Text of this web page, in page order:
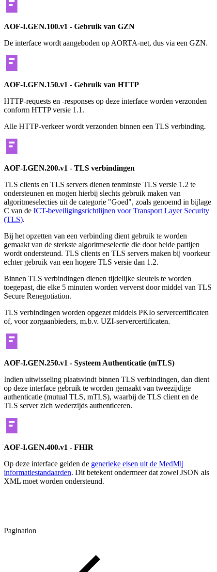
AOF-I.GEN.100.v1 - Gebruik van GZN
De interface wordt aangeboden op AORTA-net, dus via een GZN.
AOF-I.GEN.150.v1 - Gebruik van HTTP
HTTP-requests en -responses op deze interface worden verzonden
conform HTTP versie 1.1.
Alle HTTP-verkeer wordt verzonden binnen een TLS verbinding.
AOF-I.GEN.200.v1 - TLS verbindingen
TLS clients en TLS servers dienen tenminste TLS versie 1.2 te
ondersteunen en mogen hierbij slechts gebruik maken van
algoritmeselecties uit de categorie "Goed", zoals genoemd in bijlage
C van de ICT-beveiligingsrichtlijnen voor Transport Layer Security
(TLS).
Bij het opzetten van een verbinding dient gebruik te worden
gemaakt van de sterkste algoritmeselectie die door beide partijen
wordt ondersteund. TLS clients en TLS servers maken bij voorkeur
echter gebruik van een hogere TLS versie dan 1.2.
Binnen TLS verbindingen dienen tijdelijke sleutels te worden
toegepast, die elke 5 minuten worden ververst door middel van TLS
Secure Renegotiation.
TLS verbindingen worden opgezet middels PKIo servercertificaten
of, voor zorgaanbieders, m.b.v. UZI-servercertificaten.
AOF-I.GEN.250.v1 - Systeem Authenticatie (mTLS)
Indien uitwisseling plaatsvindt binnen TLS verbindingen, dan dient
op deze interface gebruik te worden gemaakt van tweezijdige
authenticatie (mutual TLS, mTLS), waarbij de TLS client en de
TLS server zich wederzijds authenticeren.
AOF-I.GEN.400.v1 - FHIR
Op deze interface gelden de generieke eisen uit de MedMij
informatiestandaarden. Dit betekent ondermeer dat zowel JSON als
XML moet worden ondersteund.
Pagination